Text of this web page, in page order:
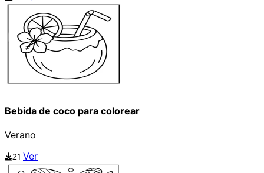
Bebida de coco para colorear
Verano
21 Ver